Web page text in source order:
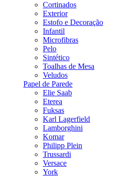
Cortinados
Exterior
Estofo e Decoração
Infantil
Microfibras
Pelo
Sintético
Toalhas de Mesa
Veludos
Papel de Parede
Elie Saab
Eterea
Fuksas
Karl Lagerfield
Lamborghini
Komar
Philipp Plein
Trussardi
Versace
York